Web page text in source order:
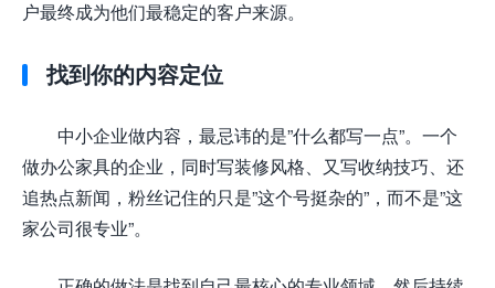
户最终成为他们最稳定的客户来源。
找到你的内容定位
中小企业做内容，最忌讳的是”什么都写一点”。一个
做办公家具的企业，同时写装修风格、又写收纳技巧、还
追热点新闻，粉丝记住的只是”这个号挺杂的”，而不是”这
家公司很专业”。